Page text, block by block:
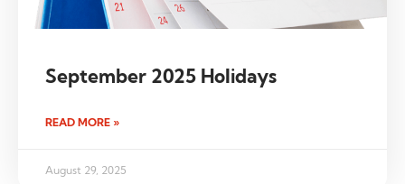
September 2025 Holidays
READ MORE »
August 29, 2025